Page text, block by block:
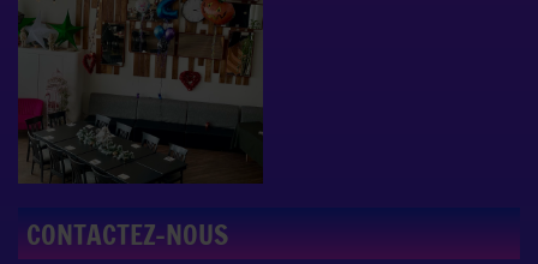
CONTACTEZ-NOUS